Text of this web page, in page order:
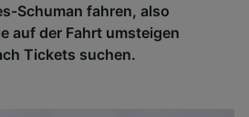
Schuman fahren, also
auf der Fahrt umsteigen
Tickets suchen.